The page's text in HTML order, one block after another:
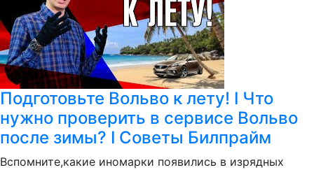
Подготовьте Вольво к лету! I Что
нужно проверить в сервисе Вольво
после зимы? I Советы Билпрайм
Вспомните,какие иномарки появились в изрядных